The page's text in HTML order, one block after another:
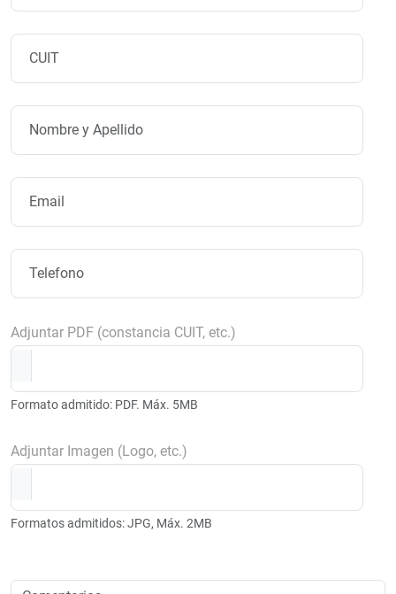
Adjuntar PDF (constancia CUIT, etc.)
Formato admitido: PDF. Máx. 5MB
Adjuntar Imagen (Logo, etc.)
Formatos admitidos: JPG, Máx. 2MB